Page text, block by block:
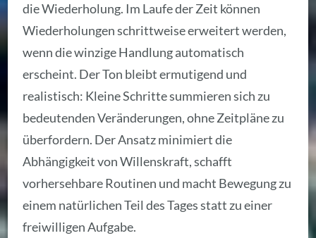
die Wiederholung. Im Laufe der Zeit können
Wiederholungen schrittweise erweitert werden,
wenn die winzige Handlung automatisch
erscheint. Der Ton bleibt ermutigend und
realistisch: Kleine Schritte summieren sich zu
bedeutenden Veränderungen, ohne Zeitpläne zu
überfordern. Der Ansatz minimiert die
Abhängigkeit von Willenskraft, schafft
vorhersehbare Routinen und macht Bewegung zu
einem natürlichen Teil des Tages statt zu einer
freiwilligen Aufgabe.